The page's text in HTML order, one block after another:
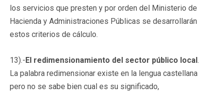
los servicios que presten y por orden del Ministerio de
Hacienda y Administraciones Públicas se desarrollarán
estos criterios de cálculo.
13).-El redimensionamiento del sector público local.
La palabra redimensionar existe en la lengua castellana
pero no se sabe bien cual es su significado,